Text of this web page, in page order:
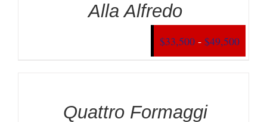
Alla Alfredo
$33,500 - $49,500
de
Quattro Formaggi